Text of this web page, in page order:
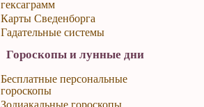
гексаграмм
Карты Сведенборга
Гадательные системы
Гороскопы и лунные дни
Бесплатные персональные
гороскопы
Зодиакальные гороскопы